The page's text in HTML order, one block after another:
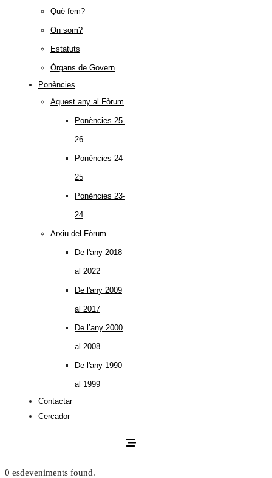
Què fem?
On som?
Estatuts
Òrgans de Govern
Ponències
Aquest any al Fòrum
Ponències 25-
26
Ponències 24-
25
Ponències 23-
24
Arxiu del Fòrum
De l'any 2018
al 2022
De l'any 2009
al 2017
De l’any 2000
al 2008
De l'any 1990
al 1999
Contactar
Cercador
0 esdeveniments found.